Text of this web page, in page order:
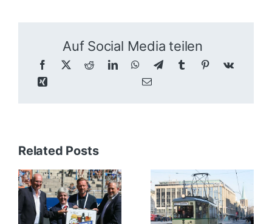
Auf Social Media teilen
Related Posts